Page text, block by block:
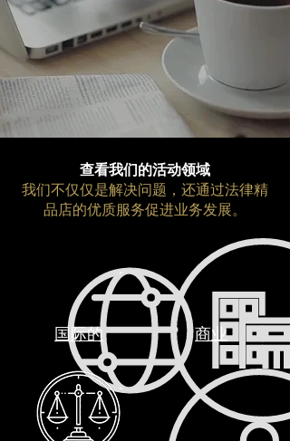
查看我们的活动领域
我们不仅仅是解决问题，还通过法律精
品店的优质服务促进业务发展。
国际的 商业